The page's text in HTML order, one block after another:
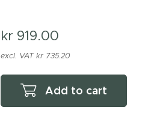
kr 919.00
excl. VAT kr 735.20
Add to cart